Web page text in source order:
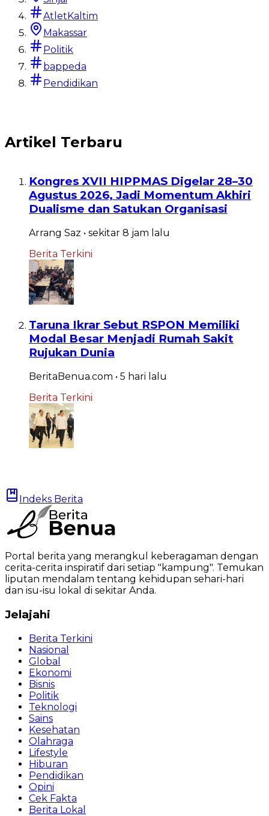
Arrang Saz• 13 hari lalu
AtletKaltim
Makassar
Politik
bappeda
Pendidikan
Artikel Terbaru
Kongres XVII HIPPMAS Digelar 28–30
Agustus 2026, Jadi Momentum Akhiri
Dualisme dan Satukan Organisasi
Arrang Saz • sekitar 8 jam lalu
Berita Terkini
Taruna Ikrar Sebut RSPON Memiliki
Modal Besar Menjadi Rumah Sakit
Rujukan Dunia
BeritaBenua.com • 5 hari lalu
Berita Terkini
Indeks Berita
Portal berita yang merangkul keberagaman dengan
cerita-cerita inspiratif dari setiap "kampung". Temukan
liputan mendalam tentang kehidupan sehari-hari
dan isu-isu lokal di sekitar Anda.
Jelajahi
Berita Terkini
Nasional
Global
Ekonomi
Bisnis
Politik
Teknologi
Sains
Kesehatan
Olahraga
Lifestyle
Hiburan
Pendidikan
Opini
Cek Fakta
Berita Lokal